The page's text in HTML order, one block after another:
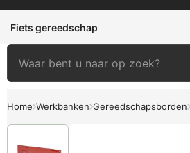
Fiets gereedschap
Home Werkbanken Gereedschapsborden